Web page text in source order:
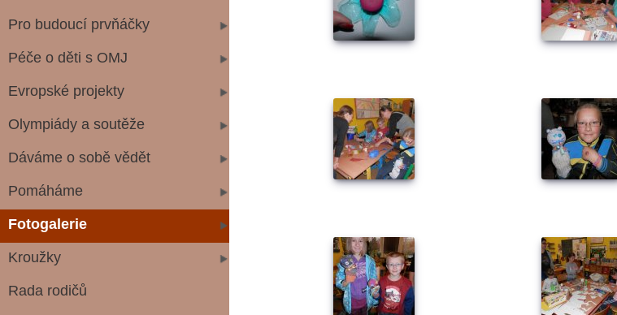
Pro budoucí prvňáčky
Péče o děti s OMJ
Evropské projekty
Olympiády a soutěže
Dáváme o sobě vědět
Pomáháme
Fotogalerie
Kroužky
Rada rodičů